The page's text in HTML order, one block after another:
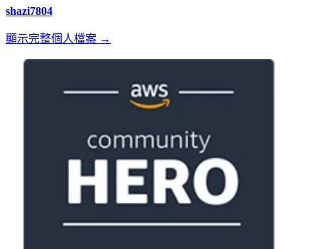
shazi7804
顯示完整個人檔案 →